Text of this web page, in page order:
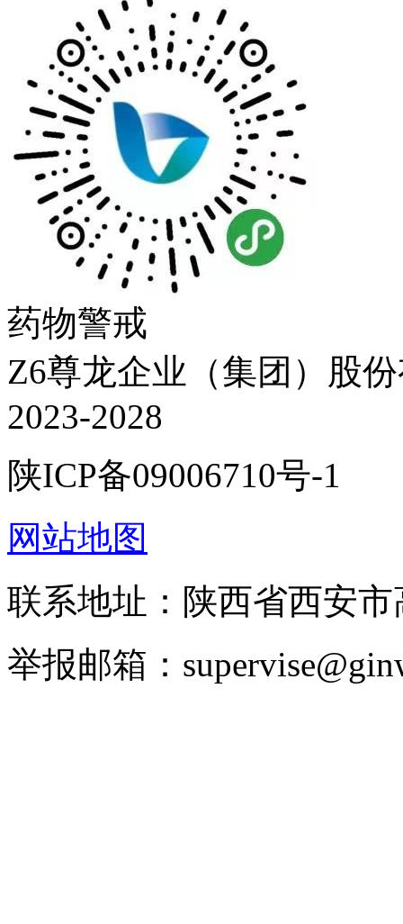
药物警戒
Z6尊龙企业（集团）股
2023-2028
陕ICP备09006710号-1
网站地图
联系地址：陕西省西安
举报邮箱：